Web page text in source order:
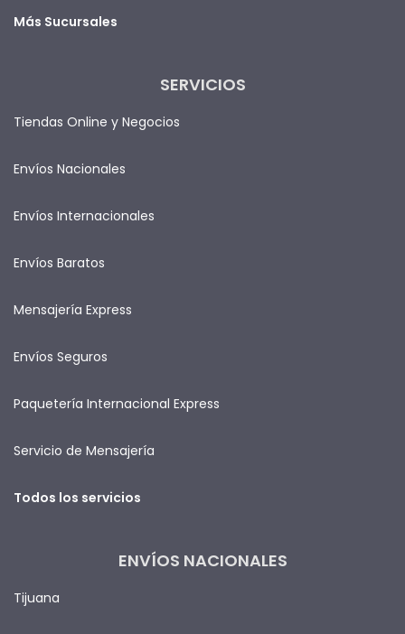
Más Sucursales
SERVICIOS
Tiendas Online y Negocios
Envíos Nacionales
Envíos Internacionales
Envíos Baratos
Mensajería Express
Envíos Seguros
Paquetería Internacional Express
Servicio de Mensajería
Todos los servicios
ENVÍOS NACIONALES
Tijuana